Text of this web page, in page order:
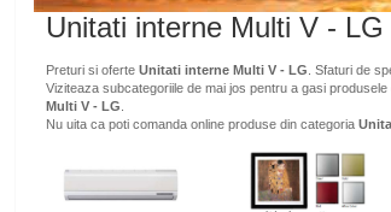
Unitati interne Multi V - LG
Preturi si oferte Unitati interne Multi V - LG . Sfaturi de
Viziteaza subcategoriile de mai jos pentru a gasi
Multi V - LG
Nu uita ca poti comanda online produse din categoria